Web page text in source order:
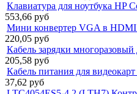
Клавиатура для ноутбука HP
553,66 руб
Мини конвертер VGA в
220,05 руб
Кабель зарядки
205,58 руб
Кабель питания для
37,62 руб